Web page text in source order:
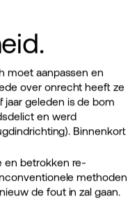
moet aanpassen en
over onrecht heeft ze
jaar geleden is de bom
en werd
Binnenkort
en betrokken re-
methoden
de fout in zal gaan.